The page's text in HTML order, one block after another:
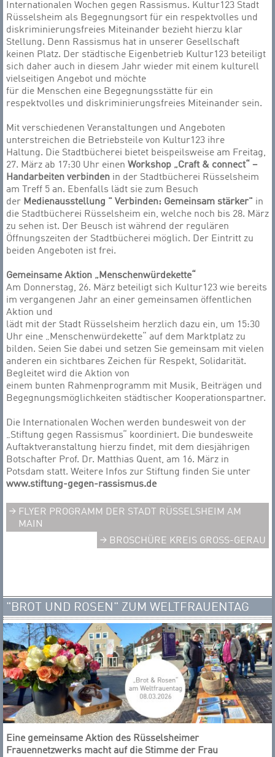
Internationalen Wochen gegen Rassismus. Kultur123 Stadt
Rüsselsheim als Begegnungsort für ein respektvolles und
diskriminierungsfreies Miteinander bezieht hierzu klar
Stellung. Denn Rassismus hat in unserer Gesellschaft
keinen Platz. Der städtische Eigenbetrieb Kultur123 beteiligt
sich daher auch in diesem Jahr wieder mit einem kulturell
vielseitigen Angebot und möchte
für die Menschen eine Begegnungsstätte für ein
respektvolles und diskriminierungsfreies Miteinander sein.
Mit verschiedenen Veranstaltungen und Angeboten
unterstreichen die Betriebsteile von Kultur123 ihre
Haltung. Die Stadtbücherei bietet beispeilsweise am Freitag,
27. März ab 17:30 Uhr einen Workshop „Craft & connect“ –
Handarbeiten verbinden in der Stadtbücherei Rüsselsheim
am Treff 5 an. Ebenfalls lädt sie zum Besuch
der Medienausstellung " Verbinden: Gemeinsam stärker" in
die Stadtbücherei Rüsselsheim ein, welche noch bis 28. März
zu sehen ist. Der Beusch ist während der regulären
Öffnungszeiten der Stadtbücherei möglich. Der Eintritt zu
beiden Angeboten ist frei.
Gemeinsame Aktion „Menschenwürdekette“
Am Donnerstag, 26. März beteiligt sich Kultur123 wie bereits
im vergangenen Jahr an einer gemeinsamen öffentlichen
Aktion und
lädt mit der Stadt Rüsselsheim herzlich dazu ein, um 15:30
Uhr eine „Menschenwürdekette“ auf dem Marktplatz zu
bilden. Seien Sie dabei und setzen Sie gemeinsam mit vielen
anderen ein sichtbares Zeichen für Respekt, Solidarität.
Begleitet wird die Aktion von
einem bunten Rahmenprogramm mit Musik, Beiträgen und
Begegnungsmöglichkeiten städtischer Kooperationspartner.
Die Internationalen Wochen werden bundesweit von der
„Stiftung gegen Rassismus“ koordiniert. Die bundesweite
Auftaktveranstaltung hierzu findet, mit dem diesjährigen
Botschafter Prof. Dr. Matthias Quent, am 16. März in
Potsdam statt. Weitere Infos zur Stiftung finden Sie unter
www.stiftung-gegen-rassismus.de
FLYER PROGRAMM DER STADT RÜSSELSHEIM AM
MAIN
BROSCHÜRE KREIS GROSS-GERAU
"BROT UND ROSEN" ZUM WELTFRAUENTAG
Eine gemeinsame Aktion des Rüsselsheimer
Frauennetzwerks macht auf die Stimme der Frau